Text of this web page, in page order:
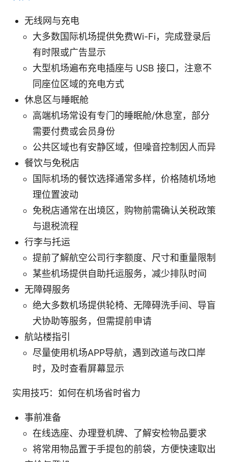
无线网与充电
大多数国际机场提供免费Wi-Fi，完成登录后
有时限或广告显示
大型机场遍布充电插座与 USB 接口，注意不
同座位区域的充电方式
休息区与睡眠舱
高端机场常设有专门的睡眠舱/休息室，部分
需要付费或会员身份
公共区域也有安静区域，但噪音控制因人而异
餐饮与免税店
国际机场的餐饮选择通常多样，价格随机场地
理位置波动
免税店通常在出境区，购物前需确认关税政策
与退税流程
行李与托运
提前了解航空公司行李额度、尺寸和重量限制
某些机场提供自助托运服务，减少排队时间
无障碍服务
绝大多数机场提供轮椅、无障碍洗手间、导盲
犬协助等服务，但需提前申请
航站楼指引
尽量使用机场APP导航，遇到改道与改口岸
时，及时查看屏幕显示
实用技巧：如何在机场省时省力
事前准备
在线选座、办理登机牌、了解安检物品要求
将常用物品置于手提包的前袋，方便快速取出